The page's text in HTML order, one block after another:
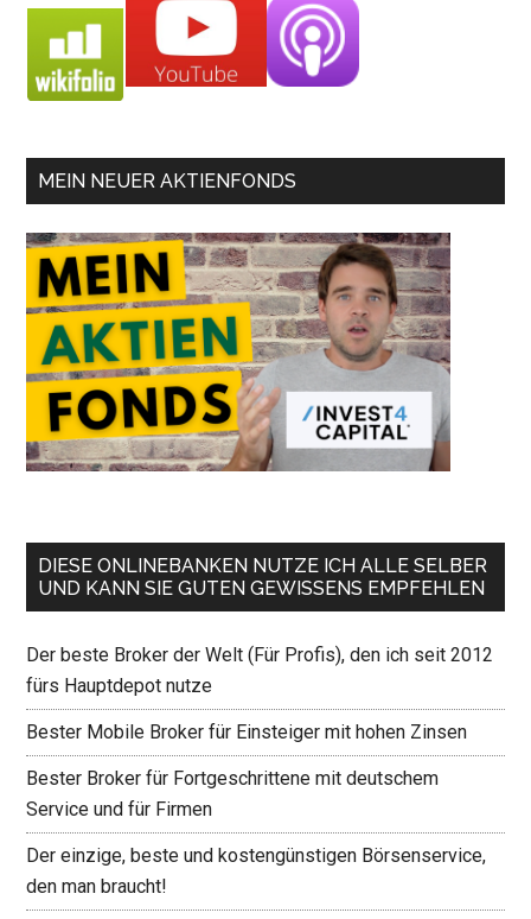
MEIN NEUER AKTIENFONDS
DIESE ONLINEBANKEN NUTZE ICH ALLE SELBER
UND KANN SIE GUTEN GEWISSENS EMPFEHLEN
Der beste Broker der Welt (Für Profis), den ich seit 2012
fürs Hauptdepot nutze
Bester Mobile Broker für Einsteiger mit hohen Zinsen
Bester Broker für Fortgeschrittene mit deutschem
Service und für Firmen
Der einzige, beste und kostengünstigen Börsenservice,
den man braucht!